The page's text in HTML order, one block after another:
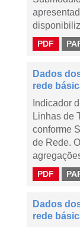
PDF
Dados
rede
Indicador
Linhas de
conforme
de Rede.
PDF
Dados
rede